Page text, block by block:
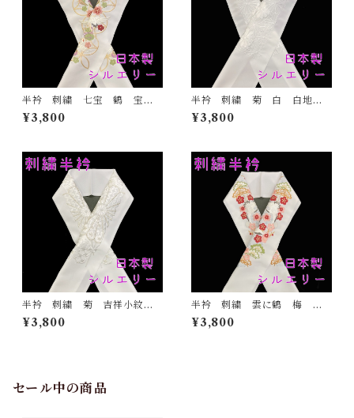
半衿 刺繍 七宝 鶴 宝尽
くし 白地 シルエリー 新
合繊 日本製 刺繍衿 和装
¥3,800
半衿 刺繍 菊 白 白地
シルエリー 新合繊 日本
製 刺繍衿 和装小物 着
¥3,800
半衿 刺繍 菊 吉祥小紋
銀 白地 シルエリー 新合
繊 日本製 刺繍衿 和装小
¥3,800
半衿 刺繍 雲に鶴 梅
松 白地 シルエリー 新合
繊 日本製 刺繍衿 和装小
¥3,800
セール中の商品